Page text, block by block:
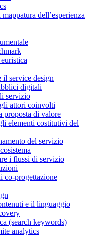
dell’esperienza
il service design
digitali
servizio
attori coinvolti
proposta di valore
elementi costitutivi del
del servizio
i flussi di servizio
co-progettazione
e il linguaggio
(search keywords)
analytics